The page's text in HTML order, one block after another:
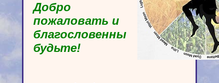
Добро
пожаловать и
благословенны
будьте!